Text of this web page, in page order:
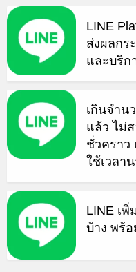
LINE
ส่งผลกร
และบริก
เกินจำน
แล้ว ไม่
ชั่วคราว
ใช้เวลา
LINE เพิ่
บ้าง พร้